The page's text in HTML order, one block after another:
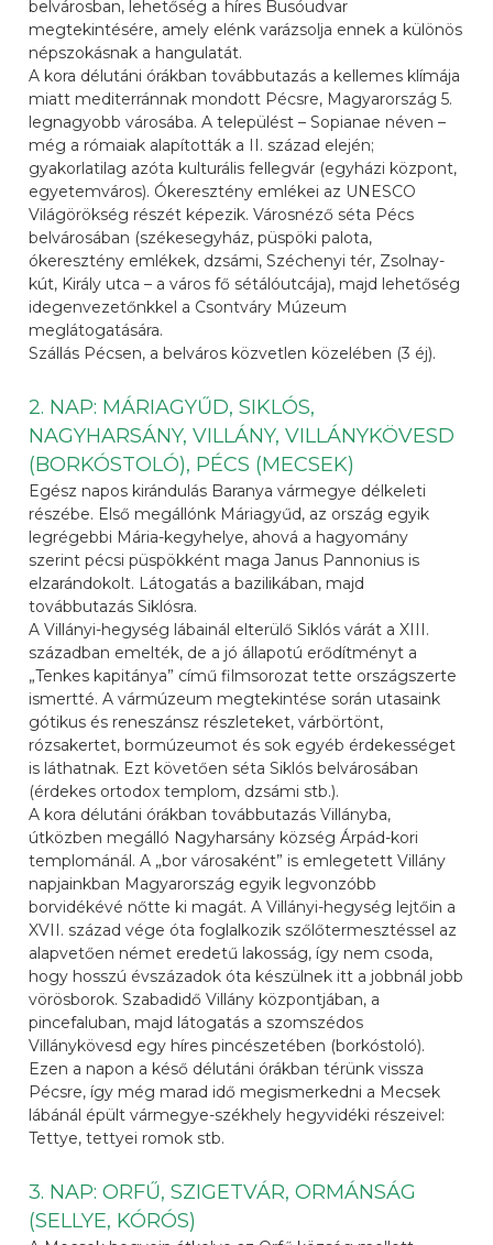
belvárosban, lehetőség a híres Busóudvar
megtekintésére, amely elénk varázsolja ennek a különös
népszokásnak a hangulatát.
A kora délutáni órákban továbbutazás a kellemes klímája
miatt mediterránnak mondott Pécsre, Magyarország 5.
legnagyobb városába. A települést – Sopianae néven –
még a rómaiak alapították a II. század elején;
gyakorlatilag azóta kulturális fellegvár (egyházi központ,
egyetemváros). Ókeresztény emlékei az UNESCO
Világörökség részét képezik. Városnéző séta Pécs
belvárosában (székesegyház, püspöki palota,
ókeresztény emlékek, dzsámi, Széchenyi tér, Zsolnay-
kút, Király utca – a város fő sétálóutcája), majd lehetőség
idegenvezetőnkkel a Csontváry Múzeum
meglátogatására.
Szállás Pécsen, a belváros közvetlen közelében (3 éj).
2. NAP: MÁRIAGYŰD, SIKLÓS,
NAGYHARSÁNY, VILLÁNY, VILLÁNYKÖVESD
(BORKÓSTOLÓ), PÉCS (MECSEK)
Egész napos kirándulás Baranya vármegye délkeleti
részébe. Első megállónk Máriagyűd, az ország egyik
legrégebbi Mária-kegyhelye, ahová a hagyomány
szerint pécsi püspökként maga Janus Pannonius is
elzarándokolt. Látogatás a bazilikában, majd
továbbutazás Siklósra.
A Villányi-hegység lábainál elterülő Siklós várát a XIII.
században emelték, de a jó állapotú erődítményt a
„Tenkes kapitánya” című filmsorozat tette országszerte
ismertté. A vármúzeum megtekintése során utasaink
gótikus és reneszánsz részleteket, várbörtönt,
rózsakertet, bormúzeumot és sok egyéb érdekességet
is láthatnak. Ezt követően séta Siklós belvárosában
(érdekes ortodox templom, dzsámi stb.).
A kora délutáni órákban továbbutazás Villányba,
útközben megálló Nagyharsány község Árpád-kori
templománál. A „bor városaként” is emlegetett Villány
napjainkban Magyarország egyik legvonzóbb
borvidékévé nőtte ki magát. A Villányi-hegység lejtőin a
XVII. század vége óta foglalkozik szőlőtermesztéssel az
alapvetően német eredetű lakosság, így nem csoda,
hogy hosszú évszázadok óta készülnek itt a jobbnál jobb
vörösborok. Szabadidő Villány központjában, a
pincefaluban, majd látogatás a szomszédos
Villánykövesd egy híres pincészetében (borkóstoló).
Ezen a napon a késő délutáni órákban térünk vissza
Pécsre, így még marad idő megismerkedni a Mecsek
lábánál épült vármegye-székhely hegyvidéki részeivel:
Tettye, tettyei romok stb.
3. NAP: ORFŰ, SZIGETVÁR, ORMÁNSÁG
(SELLYE, KÓRÓS)